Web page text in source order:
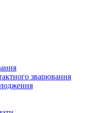
зварювання